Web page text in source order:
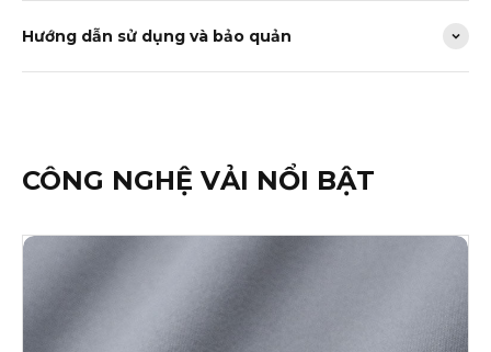
Hướng dẫn sử dụng và bảo quản
CÔNG NGHỆ VẢI NỔI BẬT